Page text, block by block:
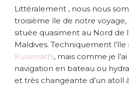
Littéralement , nous nous
troisième île de notre voyage,
située quasiment au Nord de
Maldives. Techniquement l’île
Kuramathi, mais comme je
navigation en bateau ou
et très changeante d’un atoll